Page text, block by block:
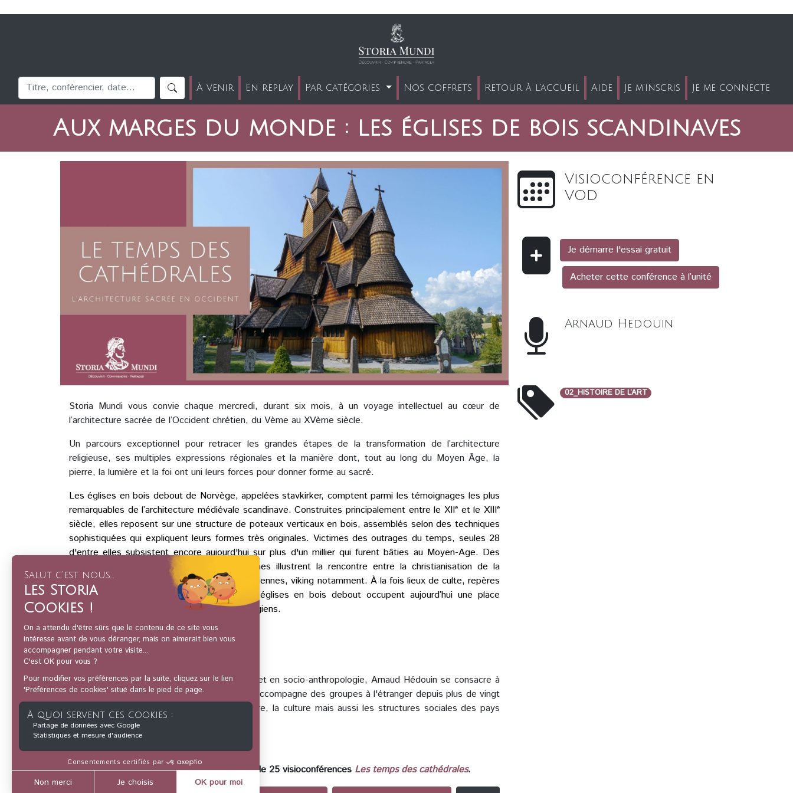
À venir En replay Par catégories Nos coffrets Retour à l'accueil Aide Je m'inscris Je me connecte
Aux marges du monde : les églises de bois scandinaves
Storia Mundi vous convie chaque mercredi, durant six mois, à un voyage intellectuel au cœur de
l’architecture sacrée de l’Occident chrétien, du Vème au XVème siècle.
Un parcours exceptionnel pour retracer les grandes étapes de la transformation de l’architecture
religieuse, ses multiples expressions régionales et la manière dont, tout au long du Moyen Âge, la
pierre, la lumière et la foi ont uni leurs forces pour donner forme au sacré.
Les églises en bois debout de Norvège, appelées stavkirker, comptent parmi les témoignages les plus
remarquables de l’architecture médiévale scandinave. Construites principalement entre le XIIᵉ et le XIIIᵉ
siècle, elles reposent sur une structure de poteaux verticaux en bois, assemblés selon des techniques
sophistiquées qui expliquent leurs formes très originales. Victimes des outrages du temps, seules 28
d'entre elles subsistent encore aujourd'hui sur plus d'un millier qui furent bâties au Moyen-Age. Des
églises comme celles de Borgund ou d’Urnes illustrent la rencontre entre la christianisation de la
Norvège et des traditions artistiques plus anciennes, viking notamment. À la fois lieux de culte, repères
communautaires et symboles culturels, les églises en bois debout occupent aujourd’hui une place
centrale dans le patrimoine et l’identité norvégiens.
Votre conférencier :
Après une formation universitaire en histoire et en socio-anthropologie, Arnaud Hédouin se consacre à
l'activité de guide-conférencier. À ce titre, il accompagne des groupes à l'étranger depuis plus de vingt
ans avec l'ambition de faire découvrir l'histoire, la culture mais aussi les structures sociales des pays
visités.
Cette conférence est incluse dans le coffret de 25 visioconférences Les temps des cathédrales.
Visioconférence en
VOD
Je démarre l'essai gratuit
Acheter cette conférence à l’unité
Arnaud Hedouin
02_HISTOIRE DE L’ART